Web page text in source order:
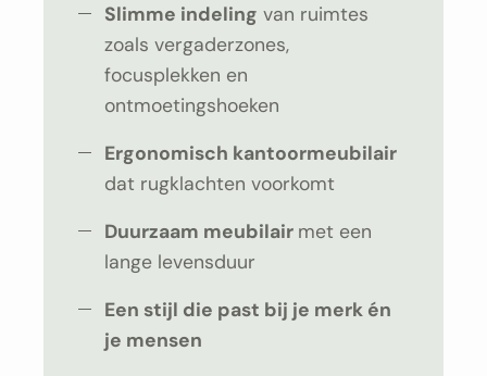
Slimme indeling van ruimtes
zoals vergaderzones,
focusplekken en
ontmoetingshoeken
Ergonomisch kantoormeubilair
dat rugklachten voorkomt
Duurzaam meubilair met een
lange levensduur
Een stijl die past bij je merk én
je mensen